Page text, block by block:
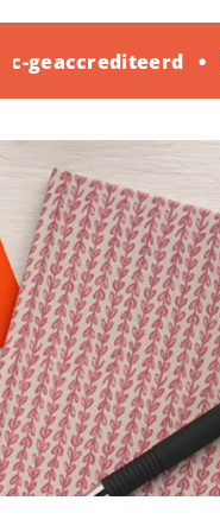
geaccrediteerd